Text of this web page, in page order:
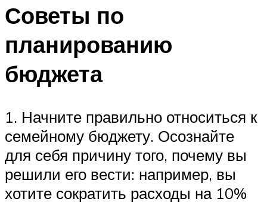
Советы по
планированию
бюджета
1. Начните правильно относиться к
семейному бюджету. Осознайте
для себя причину того, почему вы
решили его вести: например, вы
хотите сократить расходы на 10%